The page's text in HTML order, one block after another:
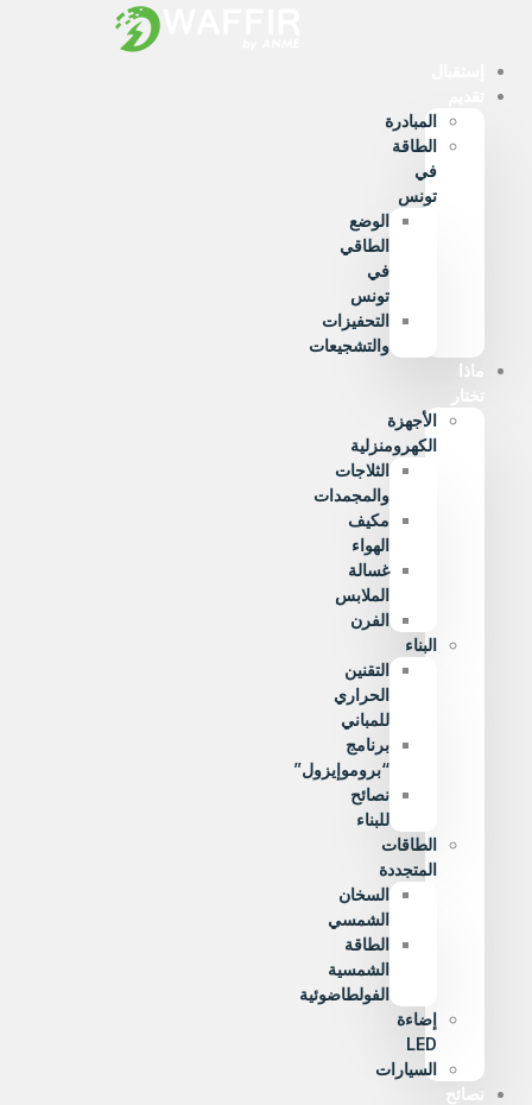
المبادرة
الطاقة
في
تونس
الوضع
الطاقي
في
تونس
التحفيزات
والتشجيعات
ماذا
تختار
الأجهزة
الكهرومنزلية
الثلاجات
والمجمدات
مكيف
الهواء
غسالة
الملابس
الفرن
البناء
التقنين
الحراري
للمباني
برنامج
“بروموإيزول”
نصائح
للبناء
الطاقات
المتجددة
السخان
الشمسي
الطاقة
الشمسية
الفولطاضوئية
إضاءة
LED
السيارات
نصائح